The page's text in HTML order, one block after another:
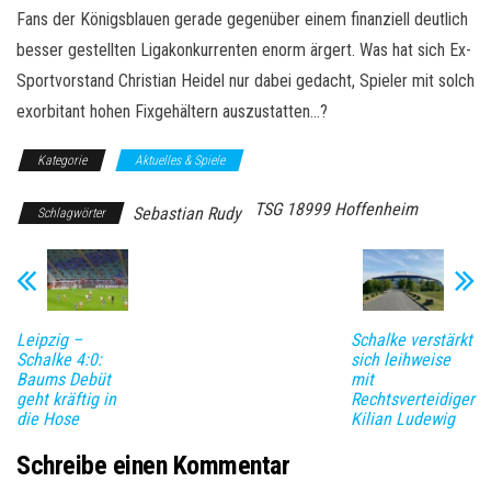
Fans der Königsblauen gerade gegenüber einem finanziell deutlich
besser gestellten Ligakonkurrenten enorm ärgert. Was hat sich Ex-
Sportvorstand Christian Heidel nur dabei gedacht, Spieler mit solch
exorbitant hohen Fixgehältern auszustatten…?
Kategorie Aktuelles & Spiele
Schlagwörter Sebastian Rudy TSG 18999 Hoffenheim
Leipzig –
Schalke 4:0:
Baums Debüt
geht kräftig in
die Hose
Schalke verstärkt
sich leihweise
mit
Rechtsverteidiger
Kilian Ludewig
Schreibe einen Kommentar